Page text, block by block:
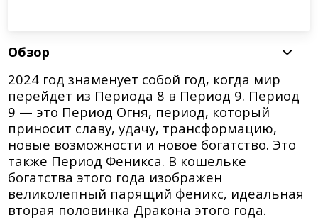
Обзор
2024 год знаменует собой год, когда мир
перейдет из Периода 8 в Период 9. Период
9 — это Период Огня, период, который
приносит славу, удачу, трансформацию,
новые возможности и новое богатство. Это
также Период Феникса. В кошельке
богатства этого года изображен
великолепный парящий феникс, идеальная
вторая половинка Дракона этого года.